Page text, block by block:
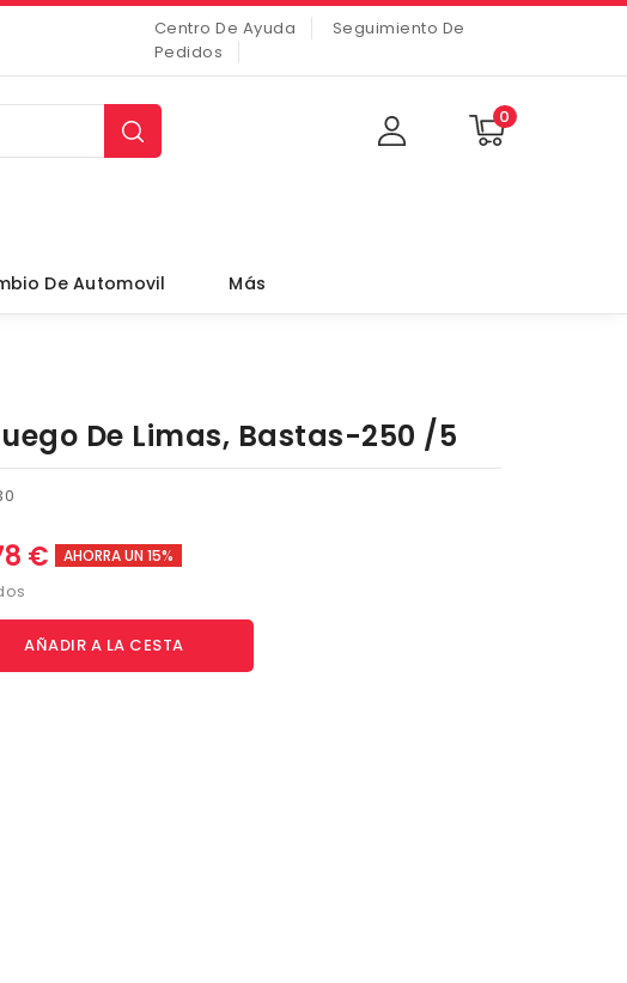
Centro De Ayuda
Seguimiento De
Pedidos
0
De Automovil Más
De Limas, Bastas-250 /5
€ AHORRA UN 15%
AÑADIR A LA CESTA